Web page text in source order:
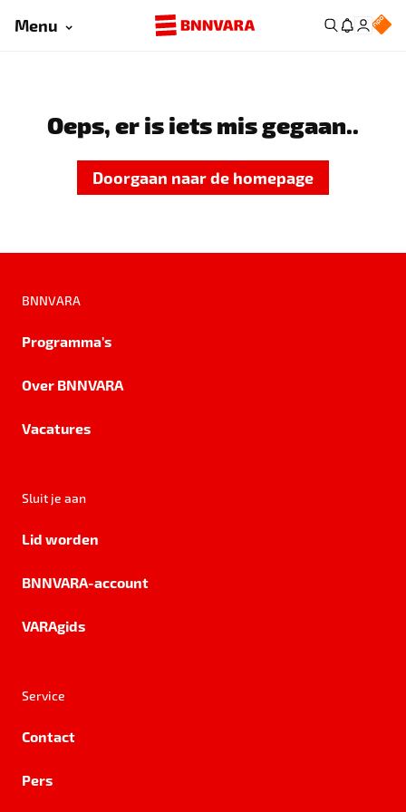
Menu
Oeps, er is iets mis gegaan..
Doorgaan naar de homepage
BNNVARA
Programma's
Over BNNVARA
Vacatures
Sluit je aan
Lid worden
BNNVARA-account
VARAgids
Service
Contact
Pers